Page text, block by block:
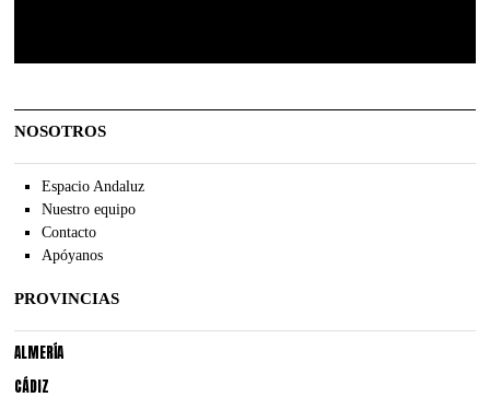
NOSOTROS
Espacio Andaluz
Nuestro equipo
Contacto
Apóyanos
PROVINCIAS
ALMERÍA
CÁDIZ